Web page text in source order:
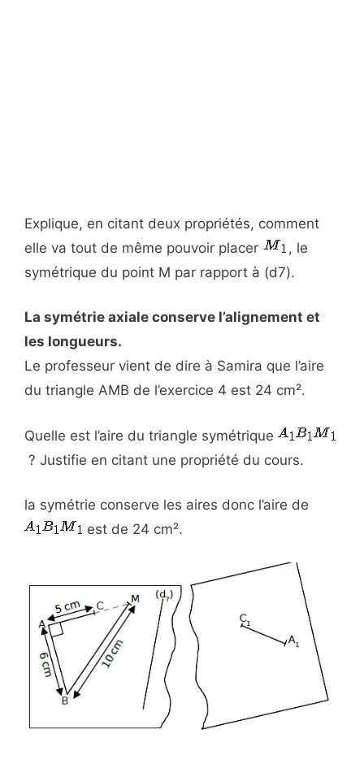
Explique, en citant deux propriétés, comment
elle va tout de même pouvoir placer
, le
symétrique du point M par rapport à (d7).
La symétrie axiale conserve l’alignement et
les longueurs.
Le professeur vient de dire à Samira que l’aire
du triangle AMB de l’exercice 4 est 24 cm².
Quelle est l’aire du triangle symétrique
? Justifie en citant une propriété du cours.
la symétrie conserve les aires donc l’aire de
est de 24 cm².